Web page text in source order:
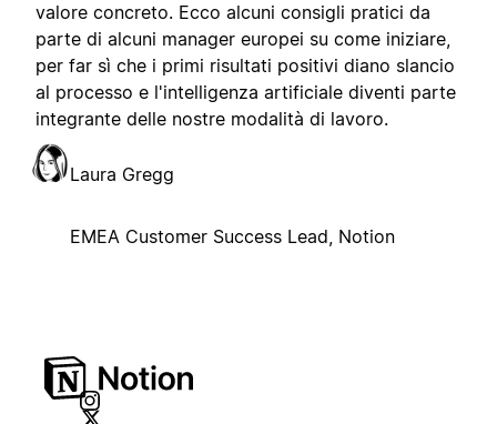
valore concreto. Ecco alcuni consigli pratici da
parte di alcuni manager europei su come iniziare,
per far sì che i primi risultati positivi diano slancio
al processo e l'intelligenza artificiale diventi parte
integrante delle nostre modalità di lavoro.
Laura Gregg
EMEA Customer Success Lead, Notion